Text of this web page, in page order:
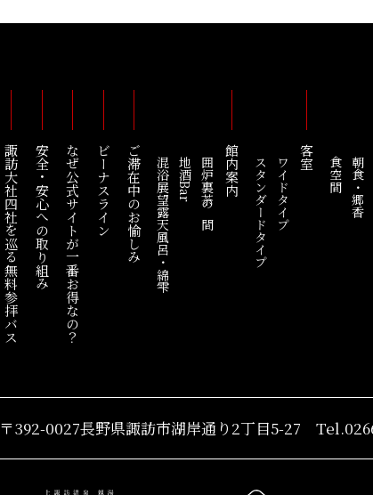
朝食・郷香
食空間
客室
ワイドタイプ
スタンダードタイプ
館内案内
囲炉裏茶の間
地酒Bar
混浴展望露天風呂・綿雫
ご滞在中のお愉しみ
ビーナスライン
なぜ公式サイトが一番お得なの？
安全・安心への取り組み
諏訪大社四社を巡る
無料参拝バス
〒392-0027長野県諏訪市湖岸通り2丁目5-27